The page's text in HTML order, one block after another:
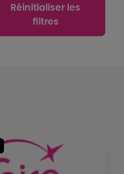
Réinitialiser les
filtres